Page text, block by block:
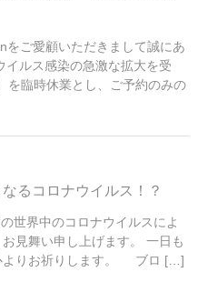
をご愛顧いただきまして誠にあ
イルス感染の急激な拡大を受
を臨時休業とし、ご予約のみの
るコロナウイルス！？
世界中のコロナウイルスによ
見舞い申し上げます。 一日も
よりお祈りします。 ブロ […]